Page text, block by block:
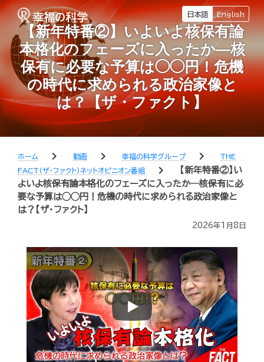
日本語 English
【新年特番②】いよいよ核保有論
本格化のフェーズに入ったか―核
保有に必要な予算は◯◯円！危機
の時代に求められる政治家像と
は？【ザ・ファクト】
ホーム chevron_right 動画 chevron_right 幸福の科学グループ chevron_right
THE
FACT（ザ・ファクト）ネットオピニオン番組
chevron_right
【新年特番②】い
よいよ核保有論本格化のフェーズに入ったか―核保有に必
要な予算は◯◯円！危機の時代に求められる政治家像と
は？【ザ・ファクト】
2026年1月8日
Play